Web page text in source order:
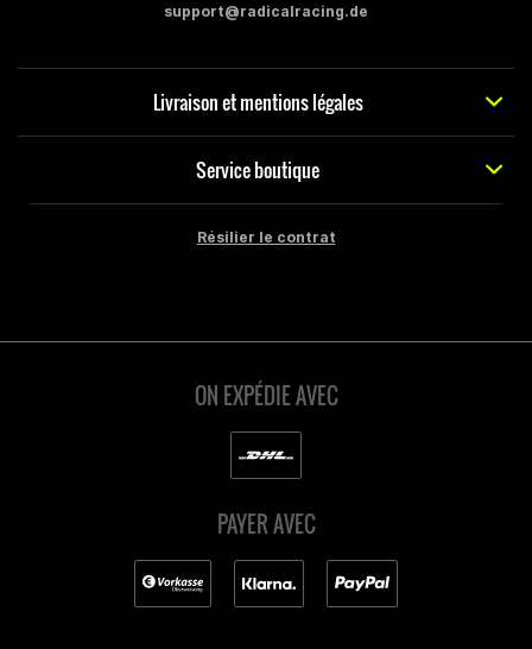
support@radicalracing.de
Livraison et mentions légales
Service boutique
Résilier le contrat
ON EXPÉDIE AVEC
PAYER AVEC